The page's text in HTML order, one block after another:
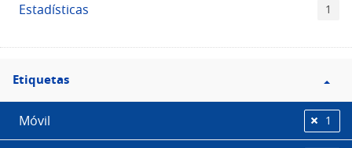
Estadísticas 1
Filtro
Etiquetas
Etiquetas
Móvil 1